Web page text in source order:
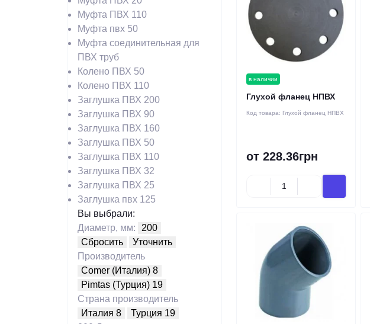
Муфта ПВХ 110
Муфта пвх 50
Муфта соединительная для
ПВХ труб
Колено ПВХ 50
Колено ПВХ 110
Заглушка ПВХ 200
Заглушка ПВХ 90
Заглушка ПВХ 160
Заглушка ПВХ 50
Заглушка ПВХ 110
Заглушка ПВХ 32
Заглушка ПВХ 25
Заглушка пвх 125
Вы выбрали:
Диаметр, мм:
200
Сбросить
Уточнить
Производитель
Comer (Италия) 8
Pimtas (Турция) 19
Страна производитель
Италия 8 Турция 19
в наличии
Глухой фланец НПВХ
Код товара: Глухой фланец НПВХ
от 228.36грн